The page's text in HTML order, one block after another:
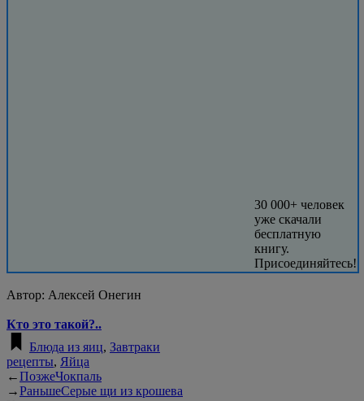
30 000+ человек
уже скачали
бесплатную
книгу.
Присоединяйтесь!
Автор: Алексей Онегин
Кто это такой?..
Блюда из яиц, Завтраки
рецепты, Яйца
←ПозжеЧокпаль
→РаньшеСерые щи из крошева